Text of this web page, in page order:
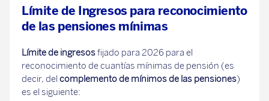
Límite de Ingresos para reconocimiento
de las pensiones mínimas
Límite de ingresosfijado para 2026 para el
reconocimiento de cuantías mínimas de pensión (es
decir, del complemento de mínimos de las pensiones)
es el siguiente: